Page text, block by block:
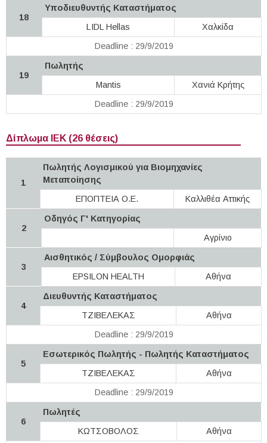
18
Υποδιευθυντής Καταστήματος
LIDL Hellas
Χαλκίδα
Deadline : 29/9/2019
19
Πωλητής
Mantis
Χανιά Κρήτης
Deadline : 29/9/2019
Δίπλωμα ΙΕΚ (26 θέσεις)
1
Πωλητής Λογισμικού για Βιομηχανίες
Μεταποίησης
ΕΠΟΠΤΕΙΑ Ο.Ε.
Καλλιθέα Αττικής
2
Οδηγός Γ' Κατηγορίας
Αγρίνιο
3
Αισθητικός / Σύμβουλος Ομορφιάς
EPSILON HEALTH
Αθήνα
4
Διευθυντής Καταστήματος
ΤΖΙΒΕΛΕΚΑΣ
Αθήνα
Deadline : 29/9/2019
5
Εσωτερικός Πωλητής - Πωλητής Καταστήματος
ΤΖΙΒΕΛΕΚΑΣ
Αθήνα
Deadline : 29/9/2019
6
Πωλητές
ΚΩΤΣΟΒΟΛΟΣ
Αθήνα